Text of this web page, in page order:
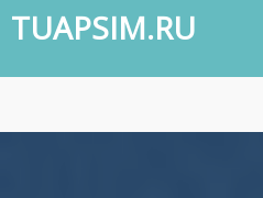
Skip
to
content
TUAPSIM.RU